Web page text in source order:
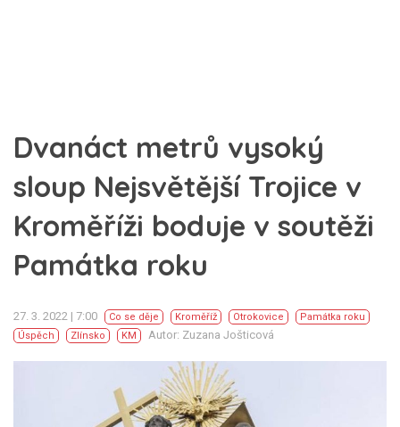
Dvanáct metrů vysoký
sloup Nejsvětější Trojice v
Kroměříži boduje v soutěži
Památka roku
27. 3. 2022 | 7:00 Co se děje Kroměříž Otrokovice
Památka roku
Úspěch
Zlínsko KM Autor: Zuzana Jošticová